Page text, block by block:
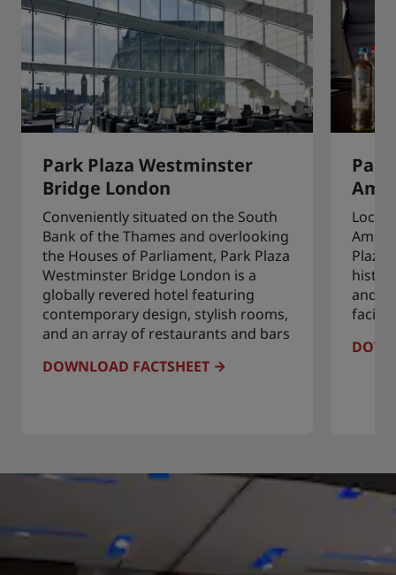
Park Plaza Westminster
Bridge London
Conveniently situated on the South
Bank of the Thames and overlooking
the Houses of Parliament, Park Plaza
Westminster Bridge London is a
globally revered hotel featuring
contemporary design, stylish rooms,
and an array of restaurants and bars
DOWNLOAD FACTSHEET
Plaza
and